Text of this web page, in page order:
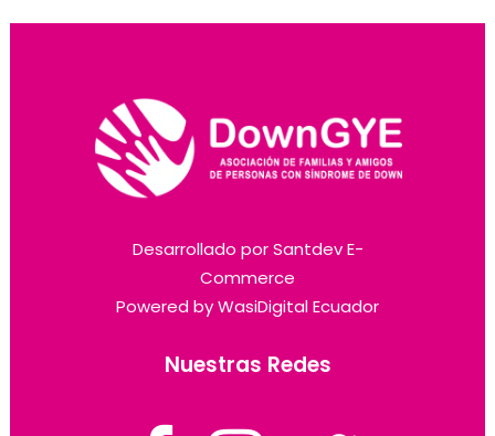
Desarrollado porSantdev E-
Commerce
Powered byWasiDigital Ecuador
Nuestras Redes